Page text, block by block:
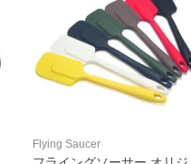
Flying Saucer